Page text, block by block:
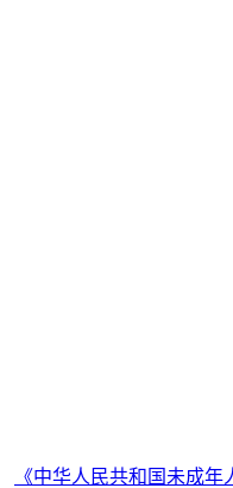
《中华人民共和国未成年